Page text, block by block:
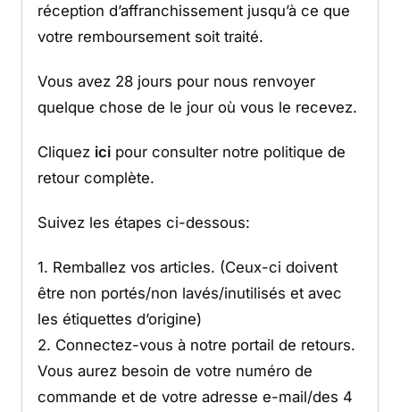
réception d’affranchissement jusqu’à ce que
votre remboursement soit traité.​
Vous avez 28 jours pour nous renvoyer
quelque chose de le jour où vous le recevez.
Cliquez icipour consulter notre politique de
retour complète.
Suivez les étapes ci-dessous:
1. Remballez vos articles. (Ceux-ci doivent
être non portés/non lavés/inutilisés et avec
les étiquettes d’origine)
2. Connectez-vous à notre portail de retours.
Vous aurez besoin de votre numéro de
commande et de votre adresse e-mail/des 4